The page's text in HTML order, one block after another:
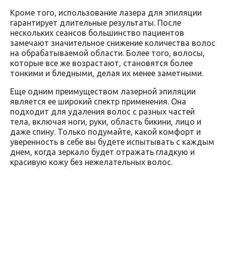
Кроме того, использование лазера для эпиляции
гарантирует длительные результаты. После
нескольких сеансов большинство пациентов
замечают значительное снижение количества волос
на обрабатываемой области. Более того, волосы,
которые все же возрастают, становятся более
тонкими и бледными, делая их менее заметными.
Еще одним преимуществом лазерной эпиляции
является ее широкий спектр применения. Она
подходит для удаления волос с разных частей
тела, включая ноги, руки, область бикини, лицо и
даже спину. Только подумайте, какой комфорт и
уверенность в себе вы будете испытывать с каждым
днем, когда зеркало будет отражать гладкую и
красивую кожу без нежелательных волос.